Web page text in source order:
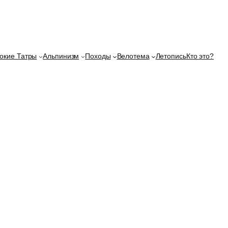
Татры Альпинизм Походы Велотема ЛетописьКто это?